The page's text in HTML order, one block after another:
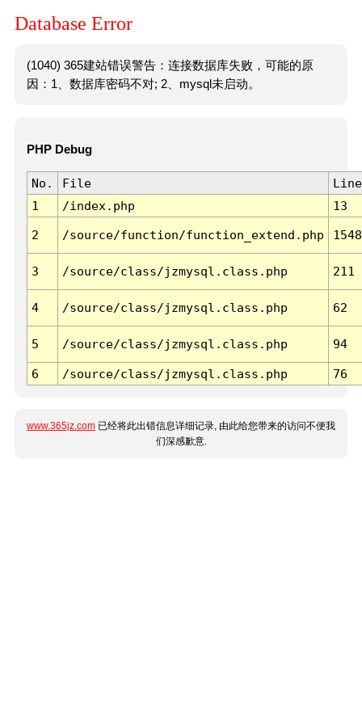
Database Error
(1040) 365建站错误警告：连接数据库失败，可能的原
因：1、数据库密码不对; 2、mysql未启动。
PHP Debug
No. File
Line
1
/index.php 13
2 /source/function/function_extend.php 1548
3 /source/class/jzmysql.class.php 211
4 /source/class/jzmysql.class.php 62
5 /source/class/jzmysql.class.php 94
6 /source/class/jzmysql.class.php 76
www.365jz.com 已经将此出错信息详细记录, 由此给您带来的访问不便我
们深感歉意.